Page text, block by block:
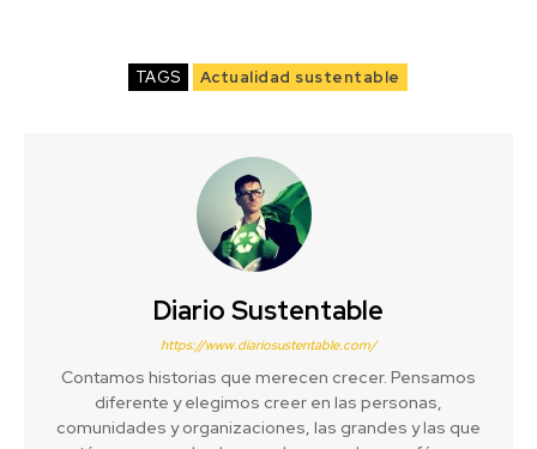
TAGS Actualidad sustentable
Diario Sustentable
https://www.diariosustentable.com/
Contamos historias que merecen crecer. Pensamos
diferente y elegimos creer en las personas,
comunidades y organizaciones, las grandes y las que